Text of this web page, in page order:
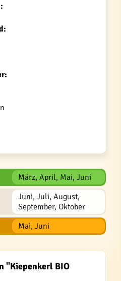
März, April, Mai, Juni
Juni, Juli, August,
September, Oktober
Mai, Juni
"Kiepenkerl BIO